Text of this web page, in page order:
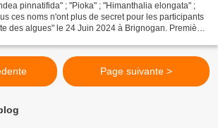
pinnatifida" ; "Pioka" ; "Himanthalia elongata" ;
ces noms n'ont plus de secret pour les participants
des algues" le 24 Juin 2024 à Brignogan. Première
Page suivante >